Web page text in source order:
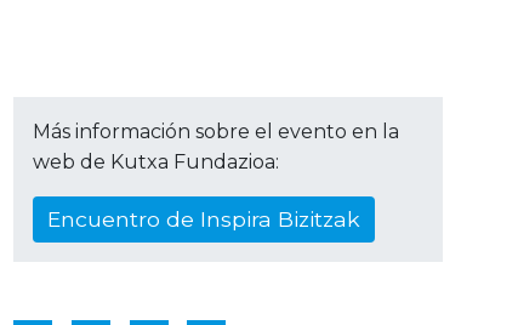
Más información sobre el evento en la
web de Kutxa Fundazioa:
Encuentro de Inspira Bizitzak